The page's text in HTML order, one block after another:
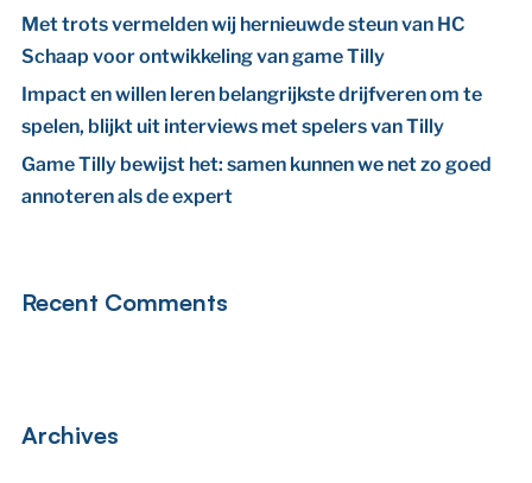
Met trots vermelden wij hernieuwde steun van HC
Schaap voor ontwikkeling van game Tilly
Impact en willen leren belangrijkste drijfveren om te
spelen, blijkt uit interviews met spelers van Tilly
Game Tilly bewijst het: samen kunnen we net zo goed
annoteren als de expert
Recent Comments
Archives